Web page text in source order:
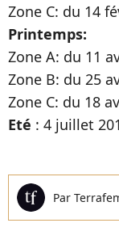
Zone C: du 14
Printemps:
Zone A: du 11
Zone B: du 25
Zone C: du 18
Eté : 4 juillet
Par